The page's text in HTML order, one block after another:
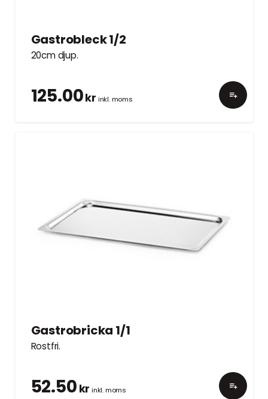
Gastrobleck 1/2
20cm djup.
125.00kr inkl. moms
Gastrobricka 1/1
Rostfri.
52.50 kr inkl. moms